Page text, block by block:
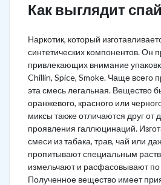
Как выглядит
Наркотик, который
синтетических компонентов. Он
привлекающих внимание
Chillin, Spice, Smoke. Чаще всего
эта смесь легальная. Вещество
оранжевого, красного или
миксы также отличаются друг от
проявления галлюцинаций.
смеси из табака, трав, чай или
пропитывают специальным
измельчают и расфасовывают
Полученное вещество имеет